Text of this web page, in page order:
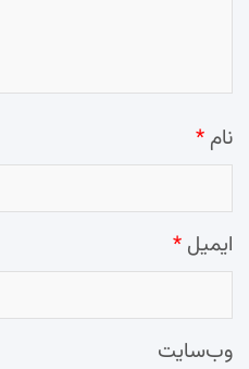
نام *
ایمیل *
وب‌سایت